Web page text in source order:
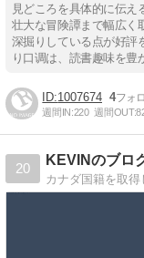
見どころを具体的に伝え
壮大な冒険譚まで幅広く
深掘りしている点が好評
り口调は、読書趣味を豊
1007674 4
週間IN:220 週間OUT:
20
KEVINのブロ